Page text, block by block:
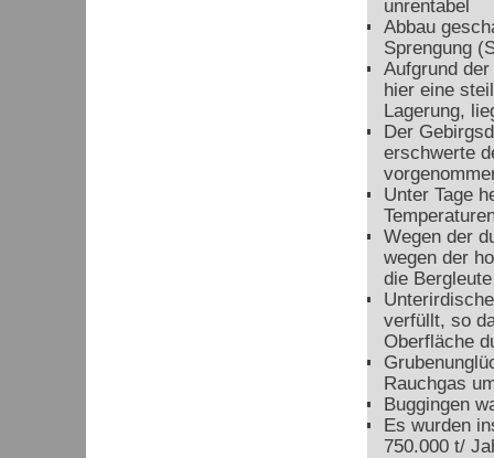
unrentabel
Abbau
Sprengung
Aufgrund
hier eine
Lagerung,
Der
erschwerte
Unter Tage
Wegen der
wegen der
die
verfüllt, so
Oberfläche
Rauchgas
Buggingen
Es wurden
750.000 t/